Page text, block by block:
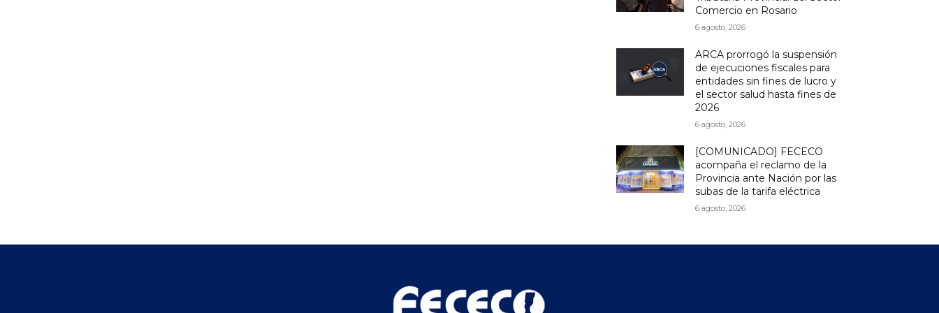
Comercio en Rosario
6 agosto, 2026
ARCA prorrogó la suspensión
de ejecuciones fiscales para
entidades sin fines de lucro y
el sector salud hasta fines de
2026
6 agosto, 2026
[COMUNICADO] FECECO
acompaña el reclamo de la
Provincia ante Nación por las
subas de la tarifa eléctrica
6 agosto, 2026